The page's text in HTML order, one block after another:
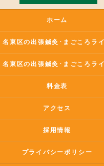
ホーム
料金表
アクセス
採用情報
プライバシーポリシー